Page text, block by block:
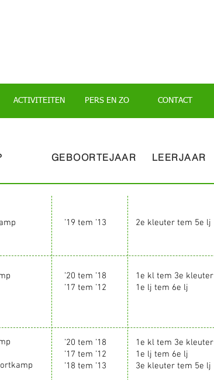
ACTIVITEITEN PERS EN ZO CONTACT
GEBOORTEJAAR LEERJAAR
’20 tem ’18
’17 tem ’12
’18 tem ’13
1e kl tem 3e kleuter
1e lj tem 6e lj
3e kleuter tem 5e lj
’20 tem ’18
’17 tem ’12
1e kl tem 3e kleuter
1e lj tem 6e lj
’19 tem ’13 2e kleuter tem 5e lj